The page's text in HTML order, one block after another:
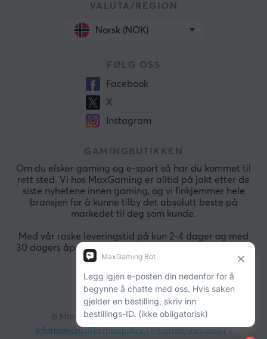
VALUTA/REGION
Norsk (NOK)
FØLG OSS
Facebook
X
Instagram
GAMINGBUTIKKEN
Om du elsker gaming og e-sport så har du kommet til
rett sted. Vi hos MaxGaming er alltid på jakt etter de
siste nyhetene innen gaming, og vi finkjemmer hele
bransjen for å kunne tilby det absolutt beste på
markedet til deg som kunde.
Med vår raske leveringstid på kun 2-4 dager og med
30 dagers åpent kjøp så kan du alltid handle raskt og
sikkert.
© MaxGaming. Alle rettigheter.Vår bedrift
Informasjonssikkerhetspolicy
Informasjonskapsler